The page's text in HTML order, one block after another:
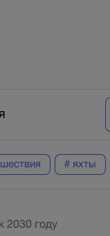
# яхты
2030 году